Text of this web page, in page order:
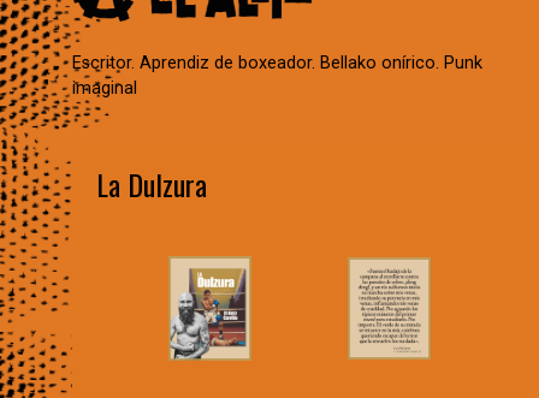
Escritor. Aprendiz de boxeador. Bellako onírico. Punk
imaginal
La Dulzura